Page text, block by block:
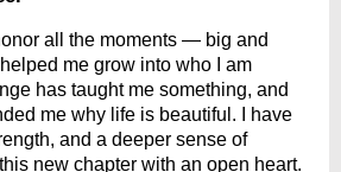
all the moments — big and
me grow into who I am
has taught me something, and
me why life is beautiful. I have
and a deeper sense of
new chapter with an open heart.